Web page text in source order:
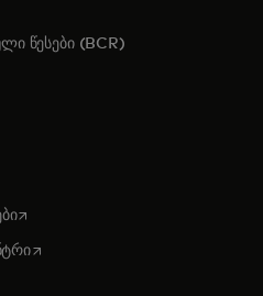
წესები (BCR)
tab
in a new tab
opens in a new tab
opens in a new tab
in a new tab